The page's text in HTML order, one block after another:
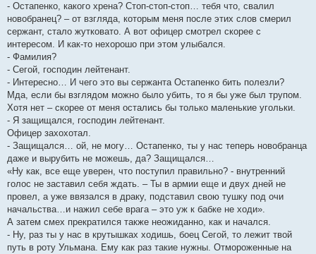
- Остапенко, какого хрена? Стоп-стоп-стоп… тебя что, свалил
новобранец? – от взгляда, которым меня после этих слов смерил
сержант, стало жутковато. А вот офицер смотрел скорее с
интересом. И как-то нехорошо при этом улыбался.
- Фамилия?
- Сегой, господин лейтенант.
- Интересно… И чего это вы сержанта Остапенко бить полезли?
Мда, если бы взглядом можно было убить, то я бы уже был трупом.
Хотя нет – скорее от меня остались бы только маленькие угольки.
- Я защищался, господин лейтенант.
Офицер захохотал.
- Защищался… ой, не могу… Остапенко, ты у нас теперь новобранца
даже и вырубить не можешь, да? Защищался…
«Ну как, все еще уверен, что поступил правильно? - внутренний
голос не заставил себя ждать. – Ты в армии еще и двух дней не
провел, а уже ввязался в драку, подставил свою тушку под очи
начальства…и нажил себе врага – это уж к бабке не ходи».
А затем смех прекратился также неожиданно, как и начался.
- Ну, раз ты у нас в крутышках ходишь, боец Сегой, то лежит твой
путь в роту Ульмана. Ему как раз такие нужны. Отмороженные на